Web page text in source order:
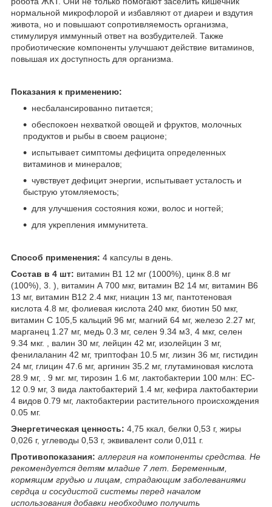
нормальной микрофлорой и избавляют от диареи и вздутия
живота, но и повышают сопротивляемость организма,
стимулируя иммунный ответ на возбудителей. Также
пробиотические компоненты улучшают действие витаминов,
повышая их доступность для организма.
Показания к применению:
несбалансированно питается;
обеспокоен нехваткой овощей и фруктов, молочных
продуктов и рыбы в своем рационе;
испытывает симптомы дефицита определенных
витаминов и минералов;
чувствует дефицит энергии, испытывает усталость и
быструю утомляемость;
для улучшения состояния кожи, волос и ногтей;
для укрепления иммунитета.
Способ применения: 4 капсулы в день.
Состав в 4 шт: витамин В1 12 мг (1000%), цинк 8.8 мг
(100%), 3. ), витамин А 700 мкг, витамин В2 14 мг, витамин В6
13 мг, витамин В12 2.4 мкг, ниацин 13 мг, пантотеновая
кислота 4.8 мг, фолиевая кислота 240 мкг, биотин 50 мкг,
витамин C 105,5 кальций 96 мг, магний 64 мг, железо 2.27 мг,
марганец 1.27 мг, медь 0.3 мг, селен 9.34 м3, 4 мкг, селен
9.34 мкг. , валин 30 мг, лейцин 42 мг, изолейцин 3 мг,
фенилаланин 42 мг, триптофан 10.5 мг, лизин 36 мг, гистидин
24 мг, глицин 47.6 мг, аргинин 35.2 мг, глутаминовая кислота
28.9 мг, . 9 мг. мг, тирозин 1.6 мг, лактобактерии 100 млн: EC-
12 0.9 мг, 3 вида лактобактерий 1.4 мг, кефира лактобактерии
4 видов 0.79 мг, лактобактерии растительного происхождения
0.05 мг.
Энергетическая ценность: 4,75 ккал, белки 0,53 г, жиры
0,026 г, углеводы 0,53 г, эквивалент соли 0,011 г.
Противопоказания: аллергия на компоненты средства. Не
рекомендуется детям младше 7 лет. Беременным,
кормящим грудью и лицам, страдающим заболеваниями
сердца и сосудистой системы перед началом
использования добавки необходимо получить